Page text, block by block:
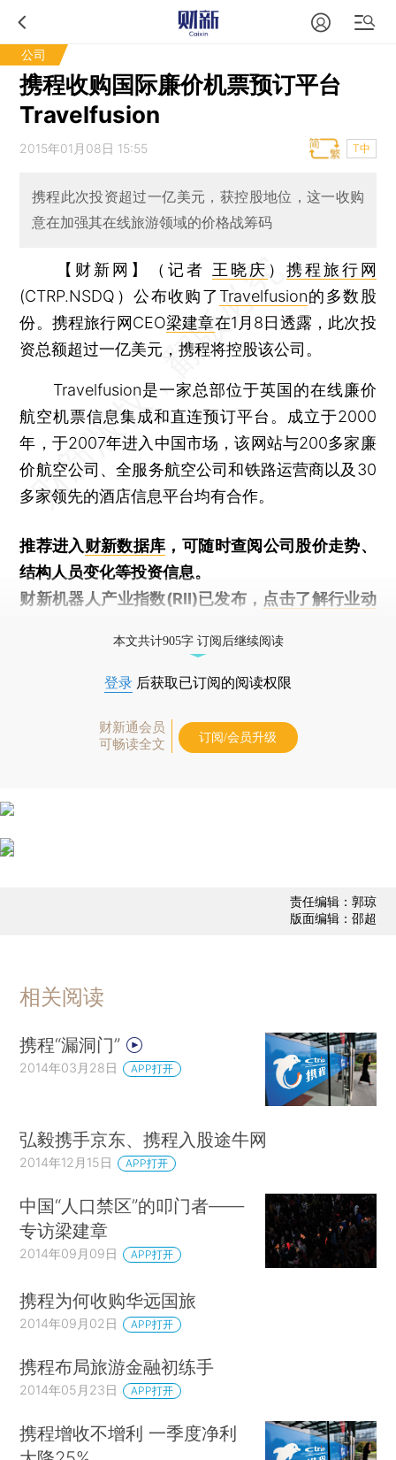
公司
携程收购国际廉价机票预订平台
Travelfusion
2015年01月08日 15:55 T中
携程此次投资超过一亿美元，获控股地位，这一收购
意在加强其在线旅游领域的价格战筹码
【财新网】（记者 王晓庆 ） 携程旅行网
(CTRP.NSDQ）公布收购了Travelfusion的多数股
份。携程旅行网CEO梁建章在1月8日透露，此次投
资总额超过一亿美元，携程将控股该公司。
Travelfusion是一家总部位于英国的在线廉价
航空机票信息集成和直连预订平台。成立于2000
年，于2007年进入中国市场，该网站与200多家廉
价航空公司、全服务航空公司和铁路运营商以及30
多家领先的酒店信息平台均有合作。
推荐进入财新数据库 ，可随时查阅公司股价走势、
结构人员变化等投资信息。
财新机器人产业指数(RII)已发布， 点击了解行业动
本文共计905字 订阅后继续阅读
登录 后获取已订阅的阅读权限
财新通会员
可畅读全文
订阅/会员升级
责任编辑：郭琼
版面编辑：邵超
相关阅读
携程“漏洞门”
2014年03月28日 APP打开
弘毅携手京东、携程入股途牛网
2014年12月15日 APP打开
中国“人口禁区”的叩门者——
专访梁建章
2014年09月09日 APP打开
携程为何收购华远国旅
2014年09月02日 APP打开
携程布局旅游金融初练手
2014年05月23日 APP打开
携程增收不增利 一季度净利